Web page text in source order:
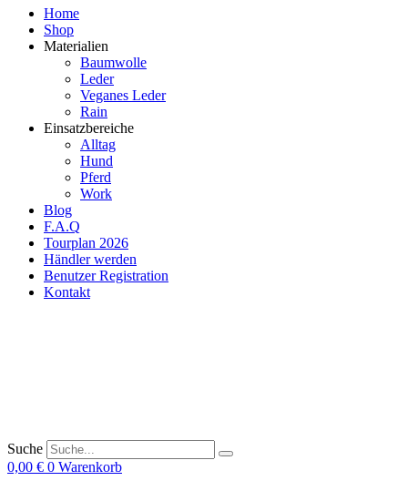
Home
Shop
Materialien
Baumwolle
Leder
Veganes Leder
Rain
Einsatzbereiche
Alltag
Hund
Pferd
Work
Blog
F.A.Q
Tourplan 2026
Händler werden
Benutzer Registration
Kontakt
Suche
0,00 € 0 Warenkorb